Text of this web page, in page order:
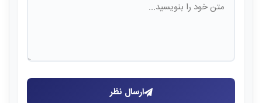
ارسال نظر